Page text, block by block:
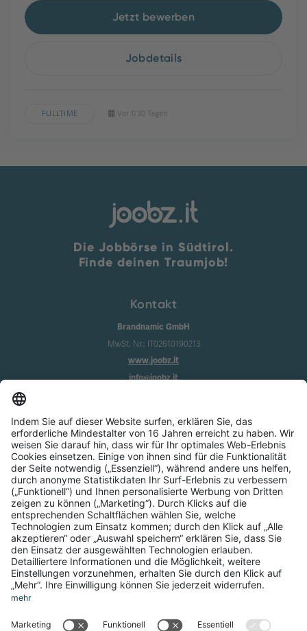
Jetzt bewerben
Jobdetails
FULLTIME Vor 1730 Tagen
Die Jobbörse in Südtirol.
Finde deinen Traumjob!
Kontakt
Brandnamic GmbH
MwSt. Nr.: IT02610190213
www.joobz.it
info@joobz.it
Impressum
Datenschutz
AGB
Cookie-Einstellungen
Service
Über uns
Login
Registrierung